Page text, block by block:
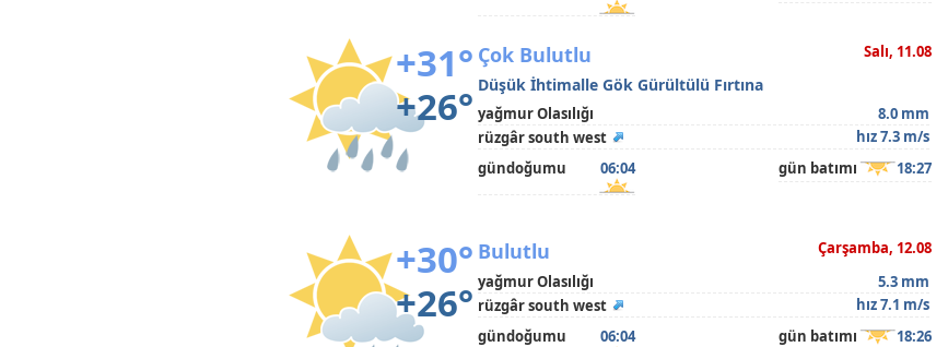
+31°
+26°
Salı, 11.08
Çok Bulutlu
Düşük İhtimalle Gök Gürültülü Fırtına
yağmur Olasılığı
8.0 mm
rüzgâr south west
hız 7.3 m/s
gündoğumu
06:04 gün batımı 18:27
+30°
+26°
Çarşamba, 12.08
Bulutlu
yağmur Olasılığı
5.3 mm
rüzgâr south west
hız 7.1 m/s
gündoğumu
06:04 gün batımı 18:26